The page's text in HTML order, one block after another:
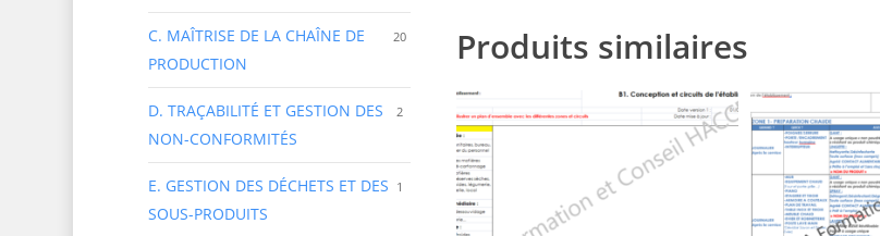
C. MAÎTRISE DE LA CHAÎNE DE
PRODUCTION
20
D. TRAÇABILITÉ ET GESTION DES
NON-CONFORMITÉS
2
E. GESTION DES DÉCHETS ET DES
SOUS-PRODUITS
1
Produits similaires